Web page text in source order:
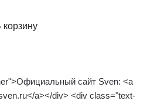
корзину
сайт Sven: <a
a></div> <div class="text-